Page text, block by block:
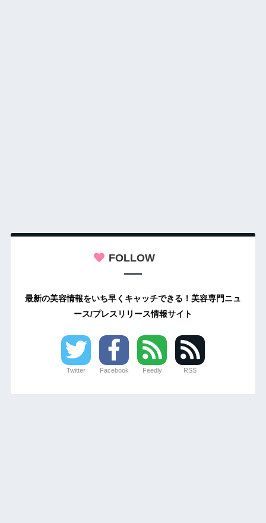
FOLLOW
最新の美容情報をいち早くキャッチできる！美容専門ニュ
ース/プレスリリース情報サイト
Twitter Facebook Feedly RSS